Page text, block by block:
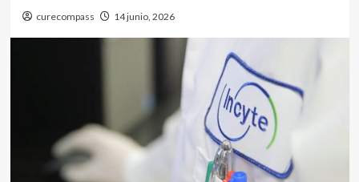
curecompass 14 junio, 2026